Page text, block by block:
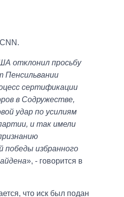
CNN.
отклонил просьбу
Пенсильвании
сертификации
в Содружестве,
удар по усилиям
и так имели
победы избранного
», - говорится в
что иск был подан